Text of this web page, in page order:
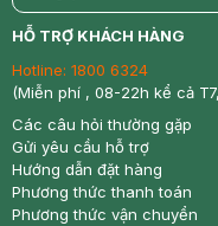
return
HỖ TRỢ KHÁCH HÀNG
Hotline: 1800 6324
(Miễn phí , 08-22h kể cả
Các câu hỏi thường gặp
Gửi yêu cầu hỗ trợ
Hướng dẫn đặt hàng
Phương thức thanh toán
Phương thức vận chuyển